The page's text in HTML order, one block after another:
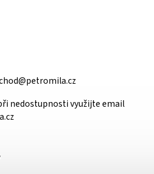
@petromila.cz
nedostupnosti využijte email